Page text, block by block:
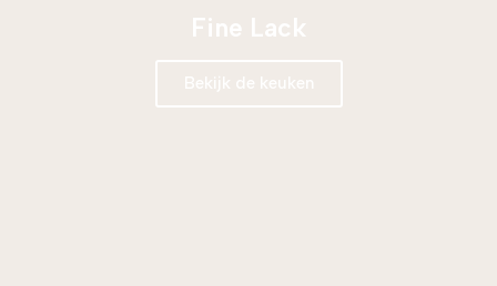
Fine Lack
Bekijk de keuken